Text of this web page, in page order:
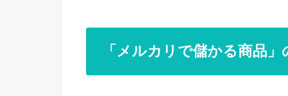
「メルカリで儲かる商品」